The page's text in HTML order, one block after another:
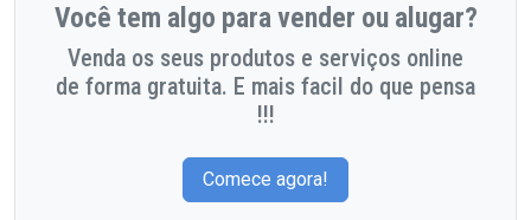
Você tem algo para vender ou alugar?
Venda os seus produtos e serviços online
de forma gratuita. E mais facil do que pensa
!!!
Comece agora!